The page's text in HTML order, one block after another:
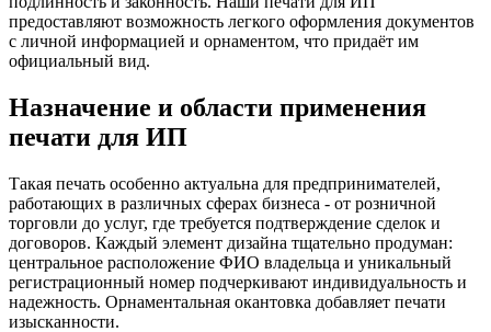
предоставляют возможность легкого оформления документов
с личной информацией и орнаментом, что придаёт им
официальный вид.
Назначение и области применения
печати для ИП
Такая печать особенно актуальна для предпринимателей,
работающих в различных сферах бизнеса - от розничной
торговли до услуг, где требуется подтверждение сделок и
договоров. Каждый элемент дизайна тщательно продуман:
центральное расположение ФИО владельца и уникальный
регистрационный номер подчеркивают индивидуальность и
надежность. Орнаментальная окантовка добавляет печати
изысканности.